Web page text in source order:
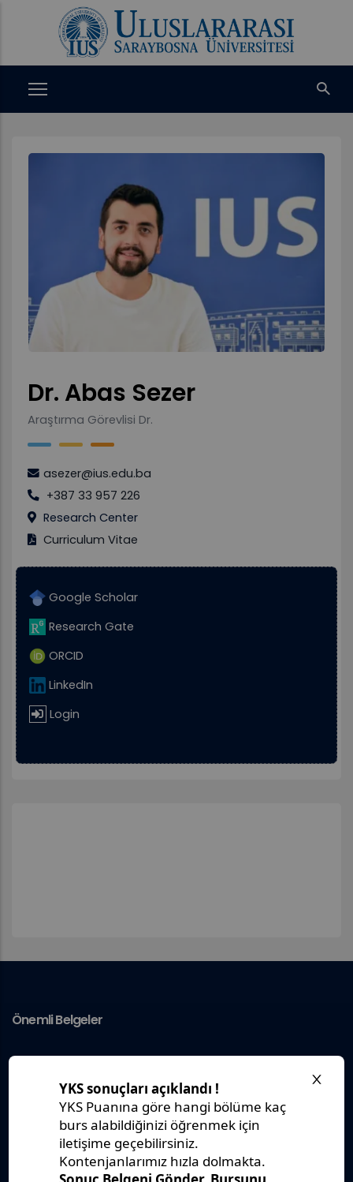
Dr. Abas Sezer
Araştırma Görevlisi Dr.
asezer@ius.edu.ba
+387 33 957 226
Research Center
Curriculum Vitae
Google Scholar
Research Gate
ORCID
LinkedIn
Login
Önemli Belgeler
IUS Statüs
Yönetmelikler
Kanunlar